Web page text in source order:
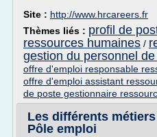
Site : http://www.hrcareers.fr
Thèmes liés : profil de
ressources humaines /
gestion du personnel
offre d'emploi responsable
offre d'emploi assistant
de poste gestionnaire
Les différents métiers
Pôle emploi